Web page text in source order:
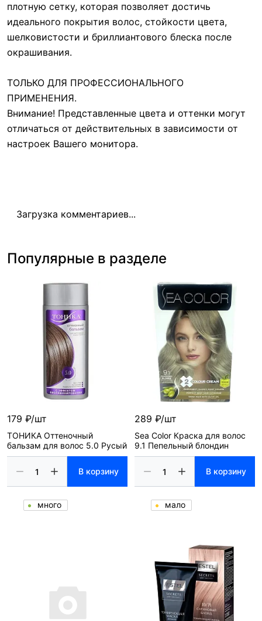
плотную сетку, которая позволяет достичь
идеального покрытия волос, стойкости цвета,
шелковистости и бриллиантового блеска после
окрашивания.
ТОЛЬКО ДЛЯ ПРОФЕССИОНАЛЬНОГО
ПРИМЕНЕНИЯ.
Внимание! Представленные цвета и оттенки могут
отличаться от действительных в зависимости от
настроек Вашего монитора.
Загрузка комментариев...
Популярные в разделе
179 ₽/шт
ТОНИКА Оттеночный
бальзам для волос 5.0 Русый
В корзину
много
289 ₽/шт
Sea Color Краска для волос
9.1 Пепельный блондин
В корзину
мало